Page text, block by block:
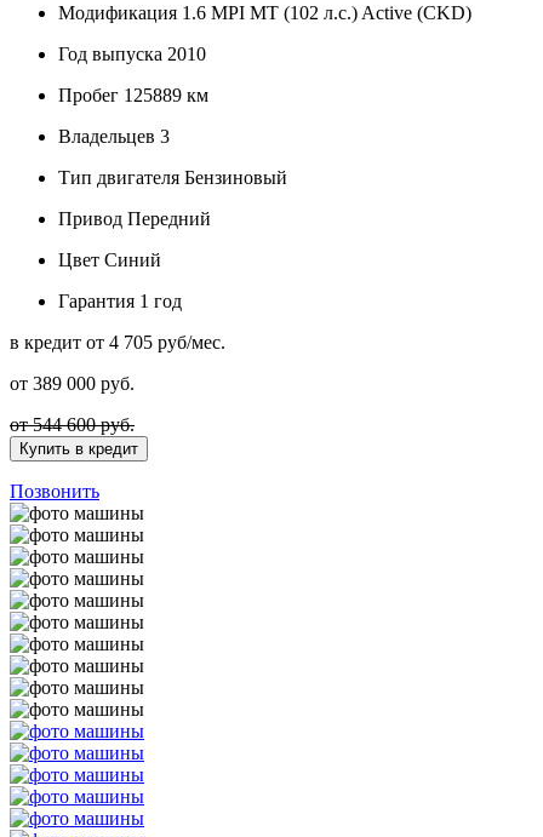
Модификация 1.6 MPI MT (102 л.с.) Active (CKD)
Год выпуска 2010
Пробег 125889 км
Владельцев 3
Тип двигателя Бензиновый
Привод Передний
Цвет Синий
Гарантия 1 год
в кредит от 4 705 руб/мес.
от 389 000 руб.
от 544 600 руб.
Купить в кредит
Позвонить